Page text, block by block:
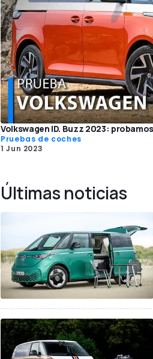
Volkswagen ID. Buzz 2023:
Pruebas de coches
1 Jun 2023
Últimas noticias